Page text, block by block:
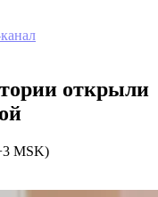
открыли
MSK)